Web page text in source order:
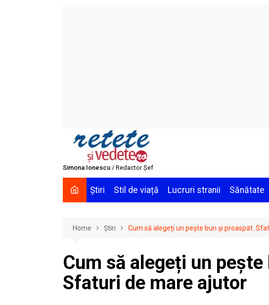
Simona Ionescu / Redactor Șef
Știri Stil de viață Lucruri stranii Sănătate
Home Știri Cum să alegeți un pește bun și proaspăt.
Cum să alegeți un
Sfaturi de mare ajutor